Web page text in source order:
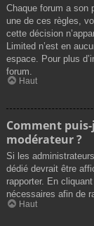
Chaque forum a son
une de ces règles,
cette décision
Limited n’est en
espace. Pour plus
forum.
Haut
Comment
modérateur ?
Si les
dédié devrait être
rapporter. En
nécessaires afin de
Haut